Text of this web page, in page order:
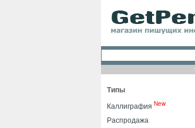
Типы
Каллиграфия New
Распродажа